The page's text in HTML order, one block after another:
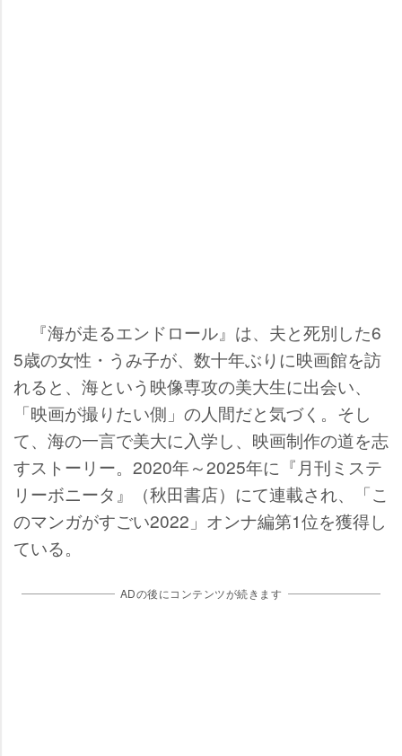
『海が走るエンドロール』は、夫と死別した6
5歳の女性・うみ子が、数十年ぶりに映画館を訪
れると、海という映像専攻の美大生に出会い、
「映画が撮りたい側」の人間だと気づく。そし
て、海の一言で美大に入学し、映画制作の道を志
すストーリー。2020年～2025年に『月刊ミステ
リーボニータ』（秋田書店）にて連載され、「こ
のマンガがすごい2022」オンナ編第1位を獲得し
ている。
ADの後にコンテンツが続きます